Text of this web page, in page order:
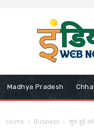
Madhya Pradesh
Home Business शुरू हुई